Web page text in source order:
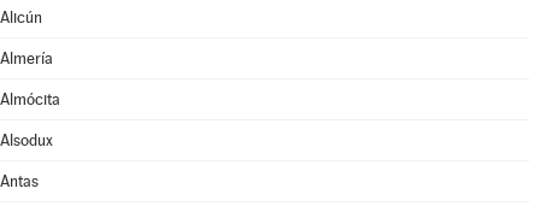
Alicún
Almería
Almócita
Alsodux
Antas